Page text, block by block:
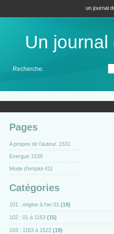
un journal
Un
Recherche:
Pages
A propos de l’auteur. 1531
Exergue 1539
Mode d’emploi 411
Catégories
101 : origine à l'an 01 (19)
102 : 01 à 1163 (15)
103 : 1163 à 1522 (19)